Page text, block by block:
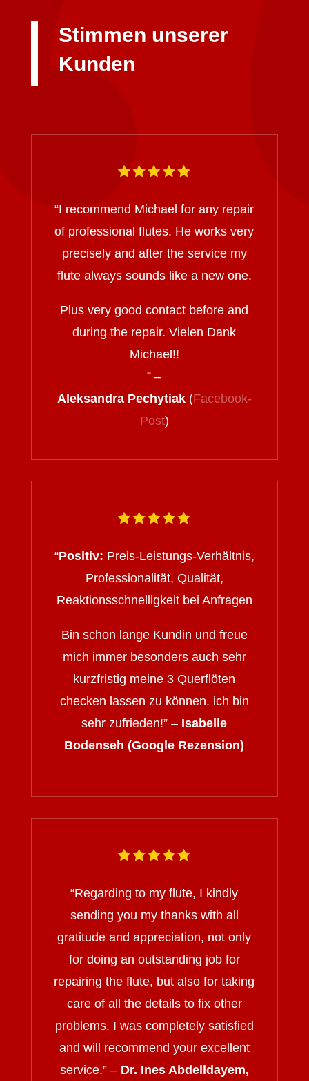
Stimmen unserer
Kunden
“I recommend Michael for any repair
of professional flutes. He works very
precisely and after the service my
flute always sounds like a new one.
Plus very good contact before and
during the repair. Vielen Dank
Michael!!
” –
Aleksandra Pechytiak(Facebook-
Post)
“Positiv: Preis-Leistungs-Verhältnis,
Professionalität, Qualität,
Reaktionsschnelligkeit bei Anfragen
Bin schon lange Kundin und freue
mich immer besonders auch sehr
kurzfristig meine 3 Querflöten
checken lassen zu können. ich bin
sehr zufrieden!” – Isabelle
Bodenseh (Google Rezension)
“Regarding to my flute, I kindly
sending you my thanks with all
gratitude and appreciation, not only
for doing an outstanding job for
repairing the flute, but also for taking
care of all the details to fix other
problems. I was completely satisfied
and will recommend your excellent
service.” – Dr. Ines Abdelldayem,